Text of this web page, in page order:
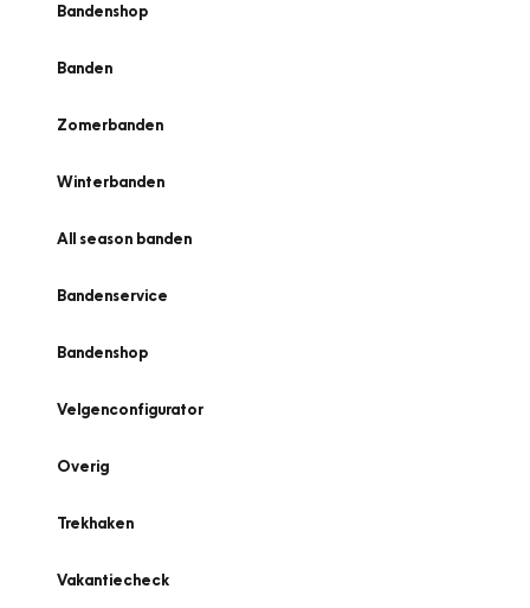
Bandenshop
Banden
Zomerbanden
Winterbanden
All season banden
Bandenservice
Bandenshop
Velgenconfigurator
Overig
Trekhaken
Vakantiecheck